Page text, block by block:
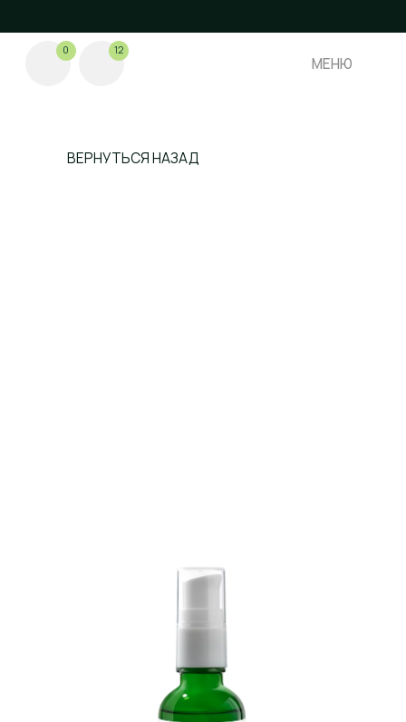
0 12